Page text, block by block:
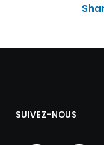
SUIVEZ-NOUS